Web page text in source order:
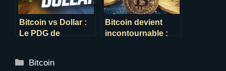
Bitcoin vs Dollar :
Le PDG de
craintes
Bitcoin devient
incontournable :
Catégories
Bitcoin